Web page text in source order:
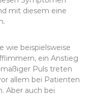
mit diesem eine
wie beispielsweise
ein Anstieg
Puls treten
allem bei Patienten
Aber auch bei